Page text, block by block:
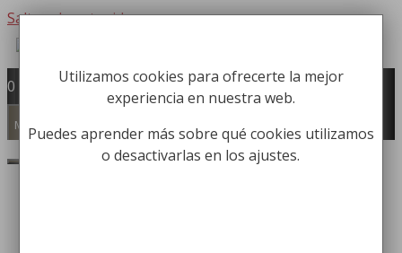
Saltar al contenido
Fabricación y comercialización de
equipamiento para la higiene industrial
Búsqueda de productos
0
Menú
Utilizamos cookies para ofrecerte la mejor
experiencia en nuestra web.
Puedes aprender más sobre qué cookies utilizamos
o desactivarlas en los ajustes.